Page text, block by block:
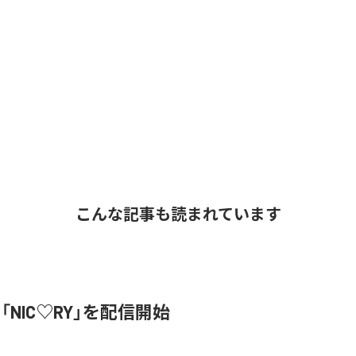
こんな記事も読まれています
NIC♡RY」を配信開始